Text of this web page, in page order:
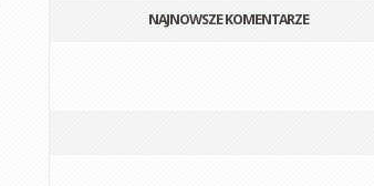
NAJNOWSZE KOMENTARZE